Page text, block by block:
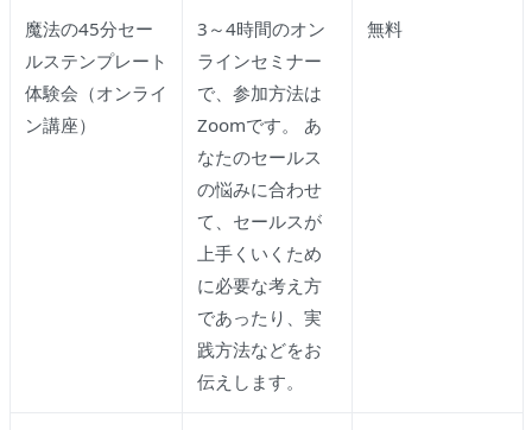
魔法の45分セー
ルステンプレート
体験会（オンライ
ン講座）
3～4時間のオン
ラインセミナー
で、参加方法は
Zoomです。 あ
なたのセールス
の悩みに合わせ
て、セールスが
上手くいくため
に必要な考え方
であったり、実
践方法などをお
伝えします。
無料